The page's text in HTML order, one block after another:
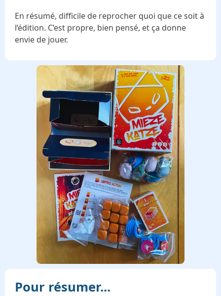
En résumé, difficile de reprocher quoi que ce soit à
l’édition. C’est propre, bien pensé, et ça donne
envie de jouer.
Pour résumer...